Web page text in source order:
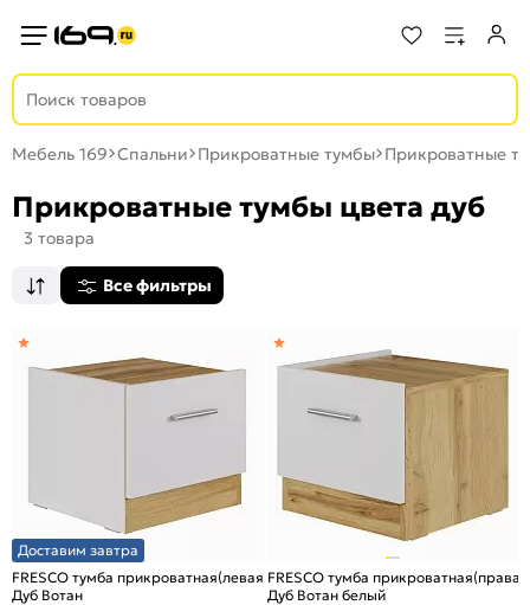
Мебель 169 Спальни Прикроватные тумбы Прикроватные
Прикроватные тумбы цвета дуб
3 товара
Все фильтры
Доставим завтра
FRESCO тумба прикроватная(левая) Белый/
Дуб Вотан
FRESCO тумба
Дуб Вотан белый